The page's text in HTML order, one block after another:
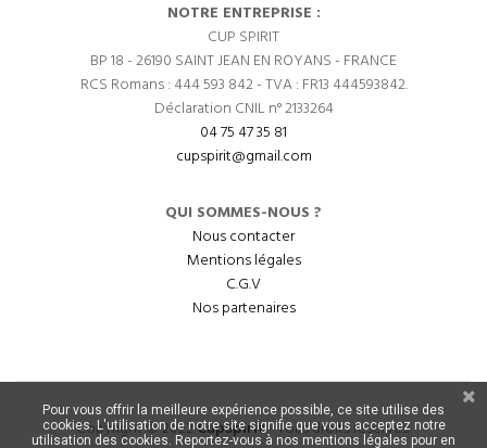
NOTRE ENTREPRISE :
CUP SPIRIT
BP 18 - 26190 SAINT JEAN EN ROYANS - FRANCE
RCS Romans : 444 593 842 - TVA : FR13 444593842.
Déclaration CNIL n° 2133264
04 75 47 35 81
cupspirit@gmail.com
QUI SOMMES-NOUS ?
Nous contacter
Mentions légales
C.G.V
Nos partenaires
Copyright © 2022CupSpirit- Tous droits réservés.
Pour vous offrir la meilleure expérience possible, ce site utilise des
cookies. L'utilisation de notre site signifie que vous acceptez notre
utilisation des cookies. Reportez-vous à nos mentions légales pour en